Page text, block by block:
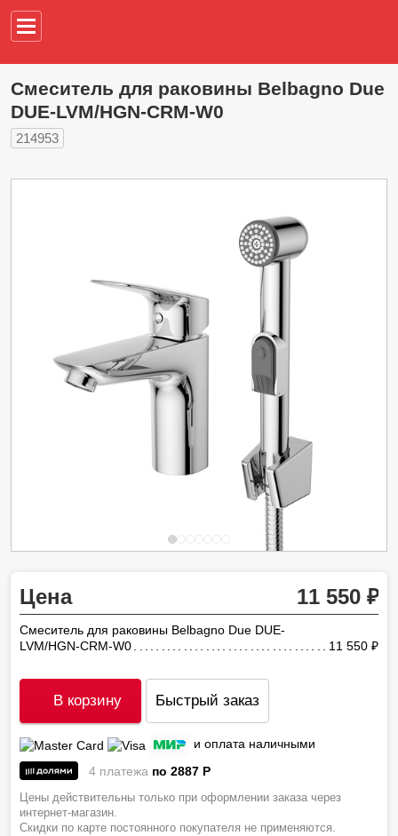
Смеситель для раковины Belbagno Due
DUE-LVM/HGN-CRM-W0
214953
Цена 11 550
Смеситель для раковины Belbagno Due DUE-
LVM/HGN-CRM-W0
11 550
В корзину Быстрый заказ
и оплата наличными
4 платежа по 2887 P
Цены действительны только при оформлении заказа через
интернет-магазин.
Скидки по карте постоянного покупателя не применяются.